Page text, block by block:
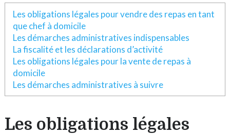
Les obligations légales pour vendre des repas en tant
que chef à domicile
Les démarches administratives indispensables
La fiscalité et les déclarations d’activité
Les obligations légales pour la vente de repas à
domicile
Les démarches administratives à suivre
Les obligations légales